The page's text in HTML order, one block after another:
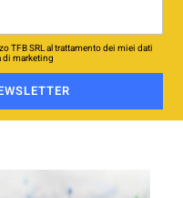
TFB SRL al trattamento dei miei dati
di marketing